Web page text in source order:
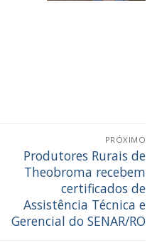
PRÓXIMO
Produtores Rurais de
Theobroma recebem
certificados de
Assistência Técnica e
Gerencial do SENAR/RO